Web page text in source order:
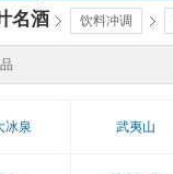
名酒 饮料冲调
冰泉
武夷山